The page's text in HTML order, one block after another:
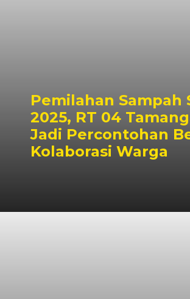
Pemilahan Sampah
2025, RT 04
Jadi Percontohan
Kolaborasi Warga